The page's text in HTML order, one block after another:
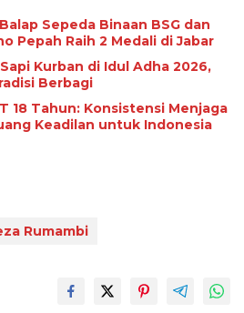
Sepeda Binaan BSG dan
Pepah Raih 2 Medali di Jabar
Kurban di Idul Adha 2026,
Berbagi
18 Tahun: Konsistensi Menjaga
Keadilan untuk Indonesia
Rumambi